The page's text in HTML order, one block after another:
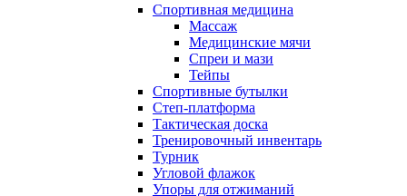
Спортивная медицина
Массаж
Медицинские мячи
Спреи и мази
Тейпы
Спортивные бутылки
Степ-платформа
Тактическая доска
Тренировочный инвентарь
Турник
Угловой флажок
Упоры для отжиманий